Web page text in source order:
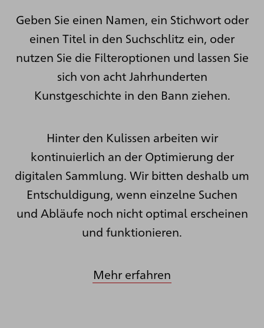
Geben Sie einen Namen, ein Stichwort oder
einen Titel in den Suchschlitz ein, oder
nutzen Sie die Filteroptionen und lassen Sie
sich von acht Jahrhunderten
Kunstgeschichte in den Bann ziehen.
Hinter den Kulissen arbeiten wir
kontinuierlich an der Optimierung der
digitalen Sammlung. Wir bitten deshalb um
Entschuldigung, wenn einzelne Suchen
und Abläufe noch nicht optimal erscheinen
und funktionieren.
Mehr erfahren